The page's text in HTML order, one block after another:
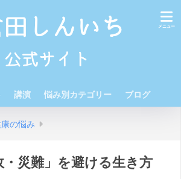
講演 悩み別カテゴリー ブログ
の悩み
・災難」を避ける生き方